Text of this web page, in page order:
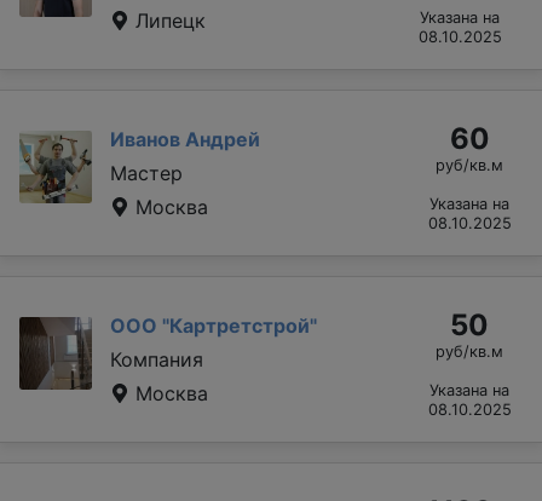
Липецк
Указана на
08.10.2025
Иванов Андрей
Мастер
Москва
60
руб/кв.м
Указана на
08.10.2025
ООО "Картретстрой"
Компания
Москва
50
руб/кв.м
Указана на
08.10.2025